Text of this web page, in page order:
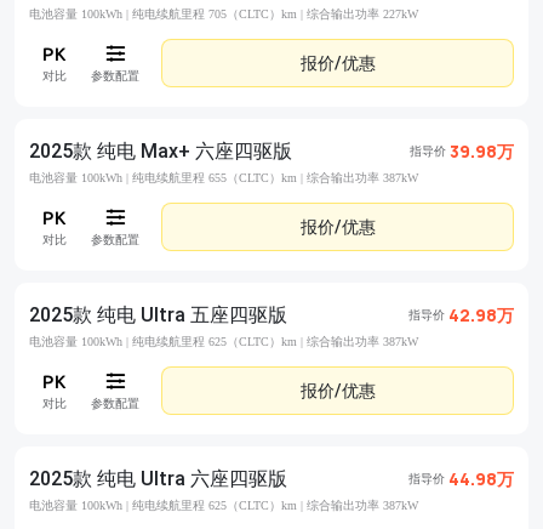
电池容量 100kWh | 纯电续航里程 705（CLTC）km | 综合输出功率 227kW
对比 参数配置
报价/优惠
2025款 纯电 Max+ 六座四驱版 指导价 39.98万
电池容量 100kWh | 纯电续航里程 655（CLTC）km | 综合输出功率 387kW
对比 参数配置
报价/优惠
2025款 纯电 Ultra 五座四驱版 指导价 42.98万
电池容量 100kWh | 纯电续航里程 625（CLTC）km | 综合输出功率 387kW
对比 参数配置
报价/优惠
2025款 纯电 Ultra 六座四驱版 指导价 44.98万
电池容量 100kWh | 纯电续航里程 625（CLTC）km | 综合输出功率 387kW